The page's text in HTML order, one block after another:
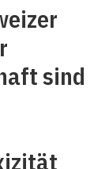
sind